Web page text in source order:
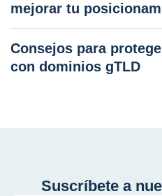
mejorar tu
Consejos para
con dominios gTLD
Suscríbete a